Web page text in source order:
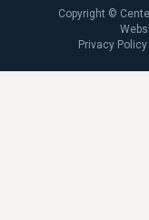
Copyright ©
Privacy Policy